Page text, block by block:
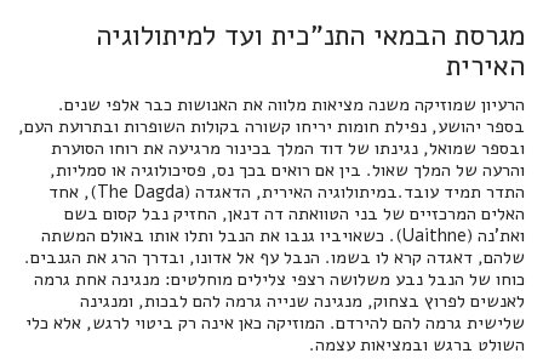
מגרסת הבמאי התנ"כית ועד למיתולוגיה
האירית
הרעיון שמוזיקה משנה מציאות מלווה את האנושות כבר אלפי שנים.
בספר יהושע, נפילת חומות יריחו קשורה בקולות השופרות ובתרועת העם,
ובספר שמואל, נגינתו של דוד המלך בכינור מרגיעה את רוחו הסוערת
והרעה של המלך שאול. בין אם רואים בכך נס, פסיכולוגיה או סמליות,
התדר תמיד עובד.במיתולוגיה האירית, הדאגדה (The Dagda), אחד
האלים המרכזיים של בני הטוואתה דה דנאן, החזיק נבל קסום בשם
ואת'נה (Uaithne). כשאויביו גנבו את הנבל ותלו אותו באולם המשתה
שלהם, דאגדה קרא לו בשמו. הנבל עף אל אדונו, ובדרך הרג את הגנבים.
כוחו של הנבל נבע משלושה רצפי צלילים מוחלטים: מנגינה אחת גרמה
לאנשים לפרוץ בצחוק, מנגינה שנייה גרמה להם לבכות, ומנגינה
שלישית גרמה להם להירדם. המוזיקה כאן אינה רק ביטוי לרגש, אלא כלי
השולט ברגש ובמציאות עצמה.